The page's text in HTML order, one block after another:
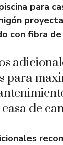
para
con fibra de
para
de